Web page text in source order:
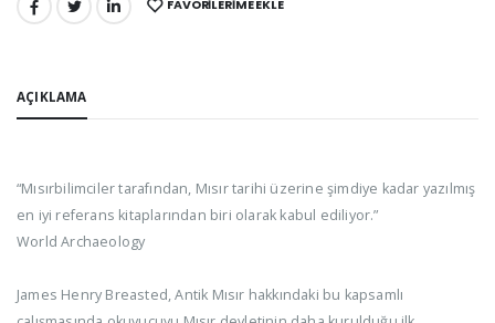
PAYLAŞ: FAVORILERIME EKLE
AÇIKLAMA
“Mısırbilimciler tarafından, Mısır tarihi üzerine şimdiye kadar yazılmış
en iyi referans kitaplarından biri olarak kabul ediliyor.”
World Archaeology
James Henry Breasted, Antik Mısır hakkındaki bu kapsamlı